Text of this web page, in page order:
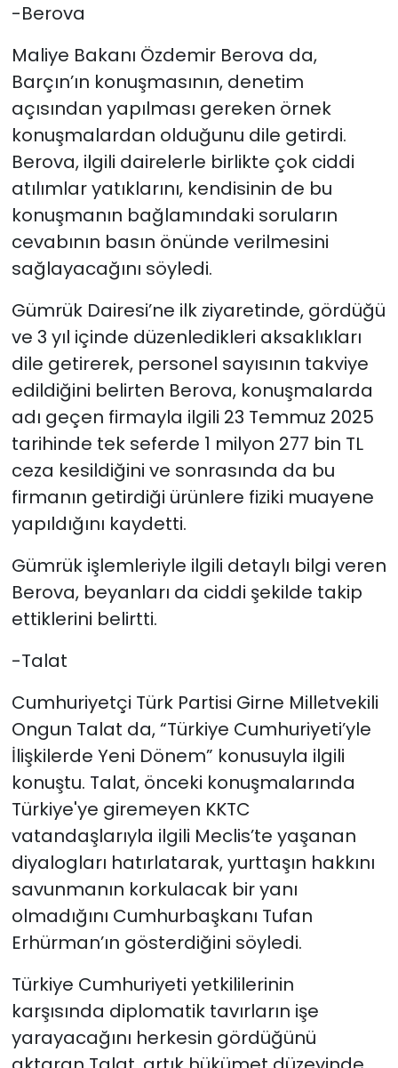
-Berova
Maliye Bakanı Özdemir Berova da,
Barçın’ın konuşmasının, denetim
açısından yapılması gereken örnek
konuşmalardan olduğunu dile getirdi.
Berova, ilgili dairelerle birlikte çok ciddi
atılımlar yatıklarını, kendisinin de bu
konuşmanın bağlamındaki soruların
cevabının basın önünde verilmesini
sağlayacağını söyledi.
Gümrük Dairesi’ne ilk ziyaretinde, gördüğü
ve 3 yıl içinde düzenledikleri aksaklıkları
dile getirerek, personel sayısının takviye
edildiğini belirten Berova, konuşmalarda
adı geçen firmayla ilgili 23 Temmuz 2025
tarihinde tek seferde 1 milyon 277 bin TL
ceza kesildiğini ve sonrasında da bu
firmanın getirdiği ürünlere fiziki muayene
yapıldığını kaydetti.
Gümrük işlemleriyle ilgili detaylı bilgi veren
Berova, beyanları da ciddi şekilde takip
ettiklerini belirtti.
-Talat
Cumhuriyetçi Türk Partisi Girne Milletvekili
Ongun Talat da, “Türkiye Cumhuriyeti’yle
İlişkilerde Yeni Dönem” konusuyla ilgili
konuştu. Talat, önceki konuşmalarında
Türkiye'ye giremeyen KKTC
vatandaşlarıyla ilgili Meclis’te yaşanan
diyalogları hatırlatarak, yurttaşın hakkını
savunmanın korkulacak bir yanı
olmadığını Cumhurbaşkanı Tufan
Erhürman’ın gösterdiğini söyledi.
Türkiye Cumhuriyeti yetkililerinin
karşısında diplomatik tavırların işe
yarayacağını herkesin gördüğünü